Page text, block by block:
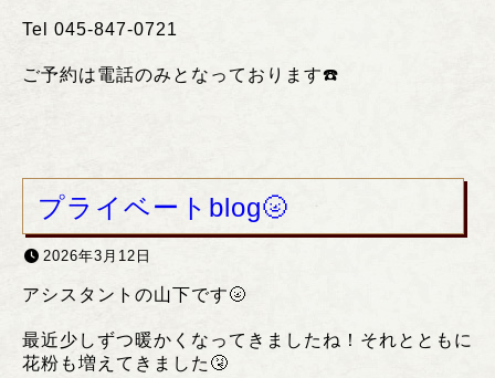
Tel 045-847-0721
ご予約は電話のみとなっております☎️
プライベートblog🌝
2026年3月12日
アシスタントの山下です🌝
最近少しずつ暖かくなってきましたね！それとともに
花粉も増えてきました🤧